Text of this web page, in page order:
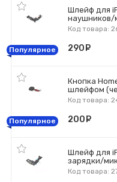
Шлейф для
наушников/
Код товара:
Популярное 290
Кнопка
шлейфом
Код товара:
Популярное 200
Шлейф для
зарядки/
Код товара: